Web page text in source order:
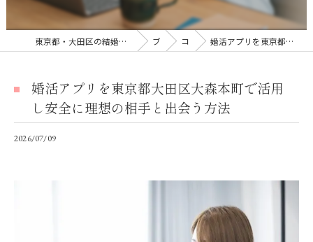
東京都・大田区の結婚相談所｜再婚・20代30代の婚活なら「BUDDY BRIDAL 東京」 ブログ コラム 婚活アプリを東京都大田区大森本町で活用し安全に理想の相手と出会う方法
婚活アプリを東京都大田区大森本町で活用
し安全に理想の相手と出会う方法
2026/07/09